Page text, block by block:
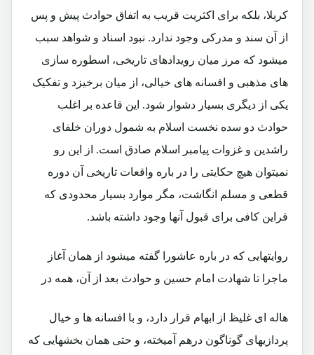
کربلا، بلکه برای اکثریت قریب به اتفاق حوادث پیش و پس
از آن سند و مدرکی وجود ندارد. نبود اسناد و شواهد سبب
میشود که مرز میان رویدادهای تاریخی، اسطوره سازی
های مذهبی و افسانه های خیالی، از میان برخیزد و تفکیک
یکی از دیگری بسیار دشوار شود. این قاعده بر اغلب
حوادث دو سده نخست اسلام به شمول دوران خلفای
راشدین و غزوات پیامبر اسلام صادق است. از این رو
نمیتوان هیچ حکایتی را در باره واقعات تاریخی آن دوره
قطعی و مسلم انگاشت، مگر موارد بسیار محدودی که
قراین کافی برای قبول آنها وجود داشته باشد.
روایتهایی که در باره عاشورا گفته میشود از همان آغاز
ماجرا تا شهادت امام حسین و حوادث بعد از آن، همه در
هاله ای غلیظ از ابهام قرار دارد، و با افسانه ها و خیال
پردازیهای گوناگون درهم آمیخته، و حتی همان بخشهایی که